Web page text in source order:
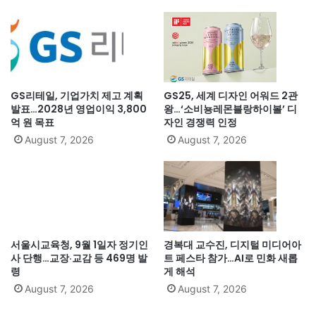
GS리테일, 기업가치 제고 계획
발표…2028년 영업이익 3,800
억 원 목표
August 7, 2026
GS25, 세계 디자인 어워드 2관
왕…‘소비뇽레몬블랑하이볼’ 디
자인 경쟁력 인정
August 7, 2026
서울시교육청, 9월 1일자 정기인
사 단행…교장·교감 등 469명 발
령
August 7, 2026
경복대 교수진, 디지털 미디어아
트 페스타 참가…AI로 민화 새롭
게 해석
August 7, 2026